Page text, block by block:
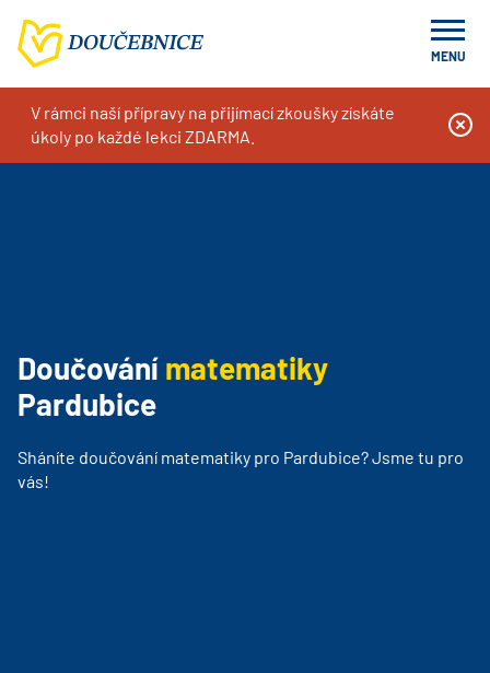
MENU
V rámci naší přípravy na přijímací zkoušky získáte
úkoly po každé lekci ZDARMA.
Doučování na míru, kurzy a příprava k přijímacím zkouškám
Pardubice Doučování matematiky Pardubice
Doučování matematiky
Pardubice
Sháníte doučování matematiky pro Pardubice? Jsme tu pro
vás!